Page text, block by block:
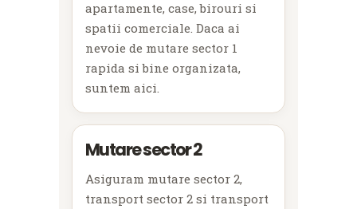
apartamente, case, birouri si
spatii comerciale. Daca ai
nevoie de mutare sector 1
rapida si bine organizata,
suntem aici.
Mutare sector 2
Asiguram mutare sector 2,
transport sector 2 si transport